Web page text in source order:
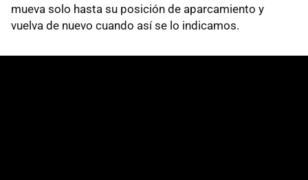
mueva solo hasta su posición de aparcamiento y
vuelva de nuevo cuando así se lo indicamos.